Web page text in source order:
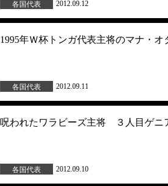
各国代表 2012.09.12
1995年Ｗ杯トンガ代表主将のマナ・
各国代表 2012.09.11
呪われたワラビーズ主将 ３人目ゲニ
各国代表 2012.09.10